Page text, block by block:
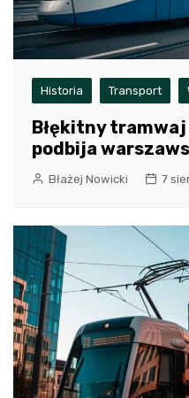
Historia Transport
Błękitny tramwaj
podbija
Błażej Nowicki 7